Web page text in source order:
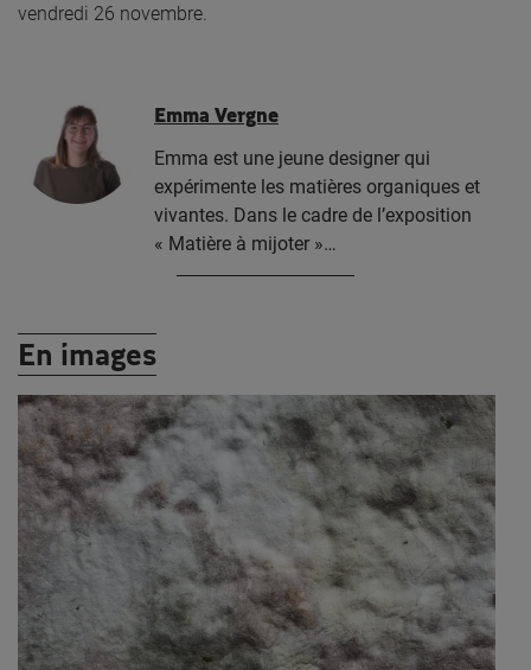
vendredi 26 novembre.
Emma Vergne
Emma est une jeune designer qui
expérimente les matières organiques et
vivantes. Dans le cadre de l’exposition
« Matière à mijoter »…
En images